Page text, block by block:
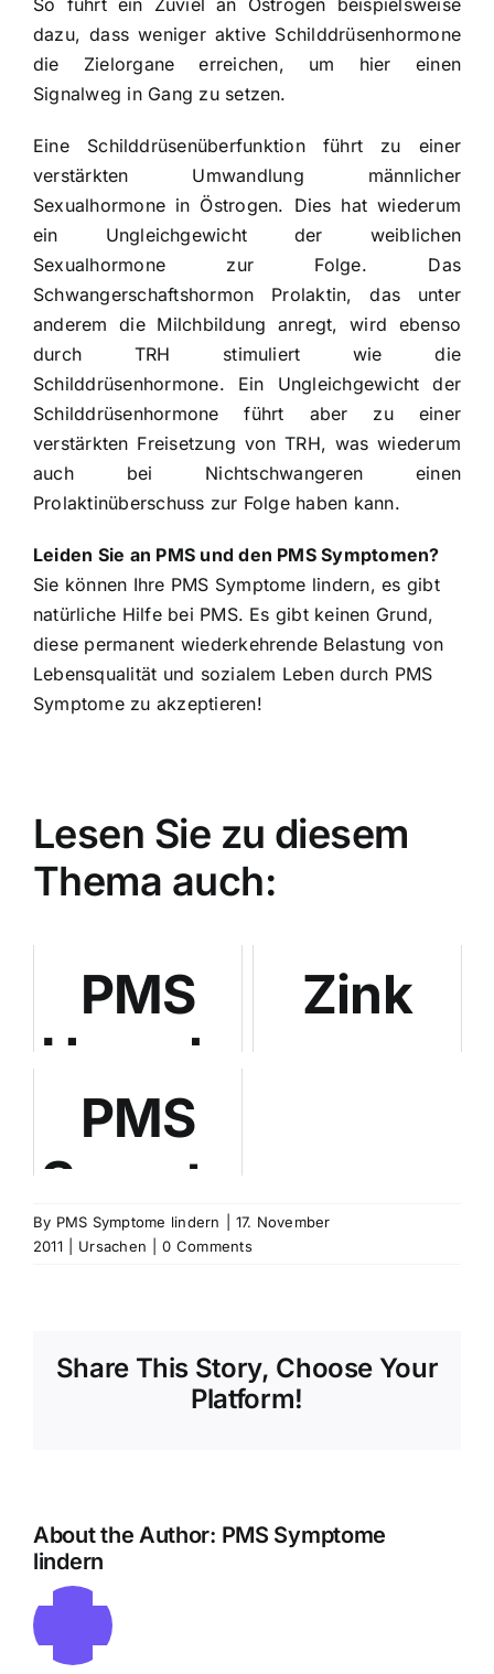
So führt ein Zuviel an Östrogen beispielsweise
dazu, dass weniger aktive Schilddrüsenhormone
die Zielorgane erreichen, um hier einen
Signalweg in Gang zu setzen.
Eine Schilddrüsenüberfunktion führt zu einer
verstärkten Umwandlung männlicher
Sexualhormone in Östrogen. Dies hat wiederum
ein Ungleichgewicht der weiblichen
Sexualhormone zur Folge. Das
Schwangerschaftshormon Prolaktin, das unter
anderem die Milchbildung anregt, wird ebenso
durch TRH stimuliert wie die
Schilddrüsenhormone. Ein Ungleichgewicht der
Schilddrüsenhormone führt aber zu einer
verstärkten Freisetzung von TRH, was wiederum
auch bei Nichtschwangeren einen
Prolaktinüberschuss zur Folge haben kann.
Leiden Sie an PMS und den PMS Symptomen?
Sie können Ihre PMS Symptome lindern, es gibt
natürliche Hilfe bei PMS. Es gibt keinen Grund,
diese permanent wiederkehrende Belastung von
Lebensqualität und sozialem Leben durch PMS
Symptome zu akzeptieren!
Lesen Sie zu diesem
Thema auch:
PMS
Ursache
Pilzinfektionen
Zink
Analyse
Wirkung
und
PMS
Symptome:
Der
von
Koffein
By PMS Symptome lindern
17. November
2011
Ursachen 0 Comments
Share This Story, Choose Your
Platform!
About the Author: PMS Symptome
lindern